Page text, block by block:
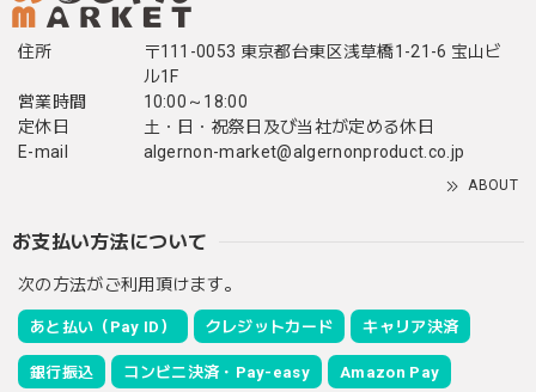
住所
〒111-0053 東京都台東区浅草橋1-21-6 宝山ビ
ル1F
営業時間
10:00～18:00
定休日
土・日・祝祭日及び当社が定める休日
E-mail
algernon-market@algernonproduct.co.jp
ABOUT
お支払い方法について
次の方法がご利用頂けます。
あと払い（Pay ID） クレジットカード キャリア決済
銀行振込 コンビニ決済・Pay-easy Amazon Pay